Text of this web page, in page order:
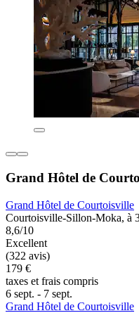
Grand Hôtel de
Grand Hôtel de Courtoisville
Courtoisville-Sillon-Moka, à
8,6/10
Excellent
(322 avis)
179 €
taxes et frais compris
6 sept. - 7 sept.
Grand Hôtel de Courtoisville